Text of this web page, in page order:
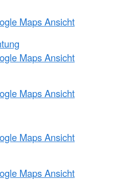
Maps Ansicht
Maps Ansicht
Maps Ansicht
Maps Ansicht
Maps Ansicht